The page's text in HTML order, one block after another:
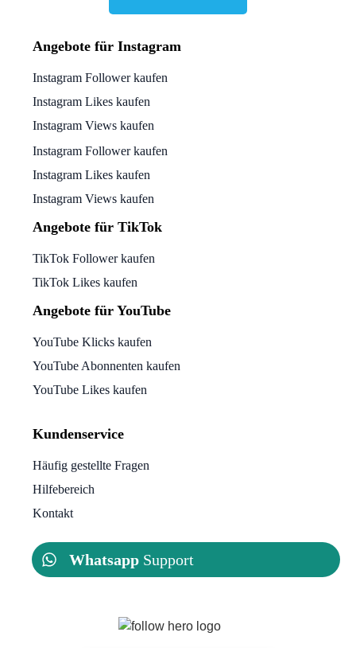
Angebote für Instagram
Instagram Follower kaufen
Instagram Likes kaufen
Instagram Views kaufen
Instagram Follower kaufen
Instagram Likes kaufen
Instagram Views kaufen
Angebote für TikTok
TikTok Follower kaufen
TikTok Likes kaufen
Angebote für YouTube
YouTube Klicks kaufen
YouTube Abonnenten kaufen
YouTube Likes kaufen
Kundenservice
Häufig gestellte Fragen
Hilfebereich
Kontakt
Whatsapp Support